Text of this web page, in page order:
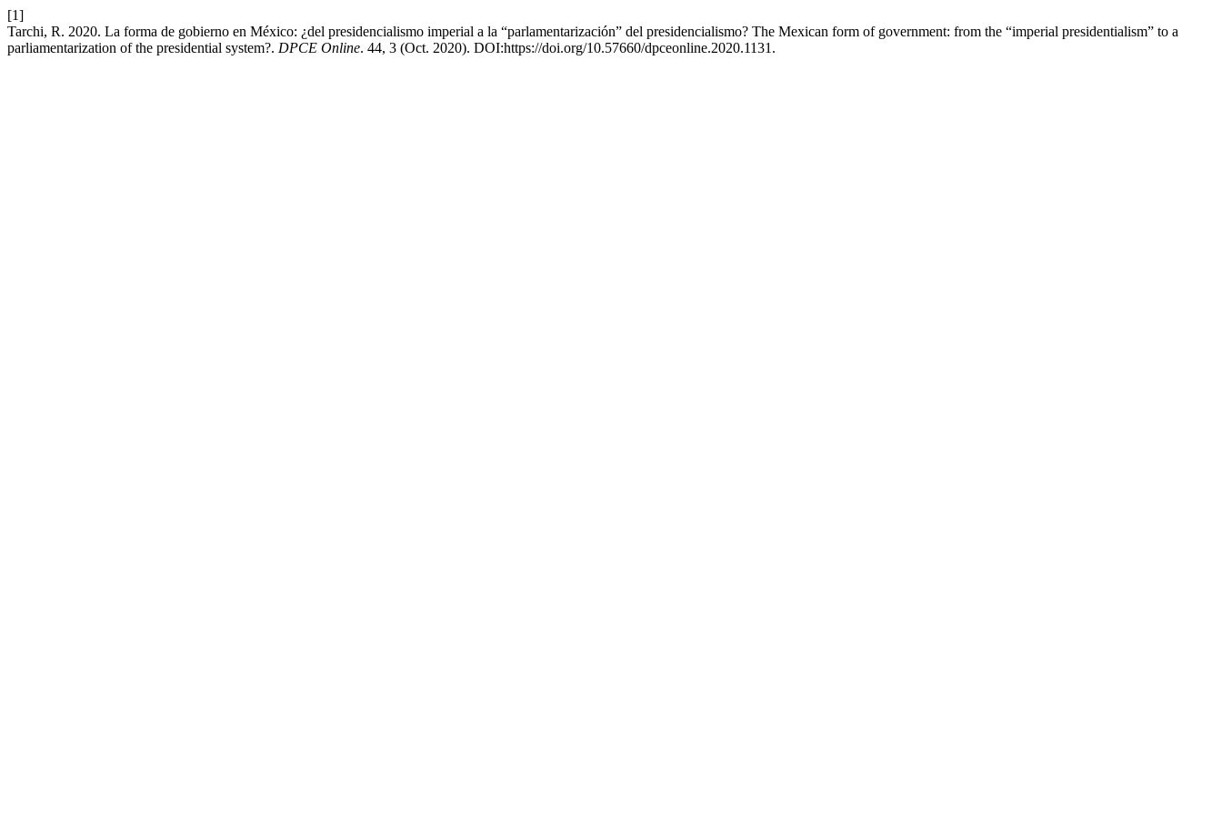
[1]
Tarchi, R. 2020. La forma de gobierno en México: ¿del presidencialismo imperial a la “parlamentarización” del presidencialismo? The Mexican form of government: from the “imperial presidentialism” to a
parliamentarization of the presidential system?. DPCE Online. 44, 3 (Oct. 2020). DOI:https://doi.org/10.57660/dpceonline.2020.1131.